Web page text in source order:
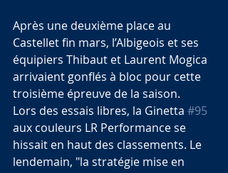
Après une deuxième place au
Castellet fin mars, l’Albigeois et ses
équipiers Thibaut et Laurent Mogica
arrivaient gonflés à bloc pour cette
troisième épreuve de la saison.
Lors des essais libres, la Ginetta #95
aux couleurs LR Performance se
hissait en haut des classements. Le
lendemain, "la stratégie mise en